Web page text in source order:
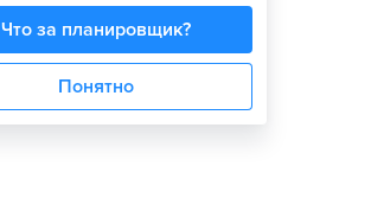
Что за планировщик?
Понятно